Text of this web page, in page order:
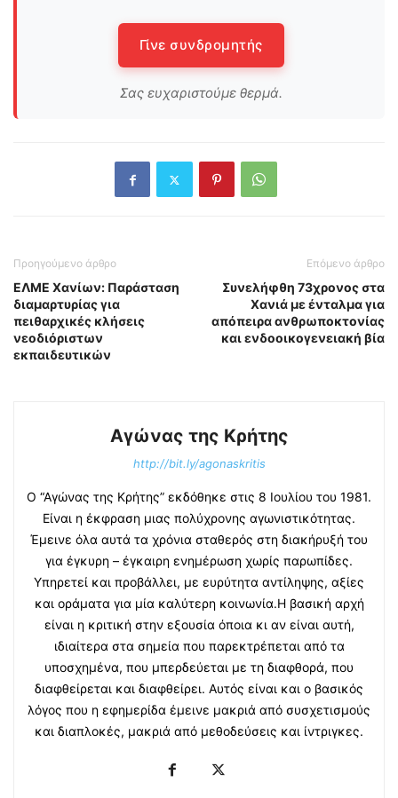
Γίνε συνδρομητής
Σας ευχαριστούμε θερμά.
Προηγούμενο άρθρο
ΕΛΜΕ Χανίων: Παράσταση
διαμαρτυρίας για
πειθαρχικές κλήσεις
νεοδιόριστων
εκπαιδευτικών
Επόμενο άρθρο
Συνελήφθη 73χρονος στα
Χανιά με ένταλμα για
απόπειρα ανθρωποκτονίας
και ενδοοικογενειακή βία
Αγώνας της Κρήτης
http://bit.ly/agonaskritis
Ο “Αγώνας της Κρήτης” εκδόθηκε στις 8 Ιουλίου του 1981.
Είναι η έκφραση μιας πολύχρονης αγωνιστικότητας.
Έμεινε όλα αυτά τα χρόνια σταθερός στη διακήρυξή του
για έγκυρη – έγκαιρη ενημέρωση χωρίς παρωπίδες.
Υπηρετεί και προβάλλει, με ευρύτητα αντίληψης, αξίες
και οράματα για μία καλύτερη κοινωνία.Η βασική αρχή
είναι η κριτική στην εξουσία όποια κι αν είναι αυτή,
ιδιαίτερα στα σημεία που παρεκτρέπεται από τα
υποσχημένα, που μπερδεύεται με τη διαφθορά, που
διαφθείρεται και διαφθείρει. Αυτός είναι και ο βασικός
λόγος που η εφημερίδα έμεινε μακριά από συσχετισμούς
και διαπλοκές, μακριά από μεθοδεύσεις και ίντριγκες.